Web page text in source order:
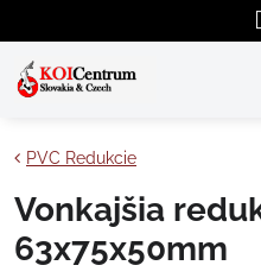
PVC Redukcie
Vonkajšia
63x75x50mm